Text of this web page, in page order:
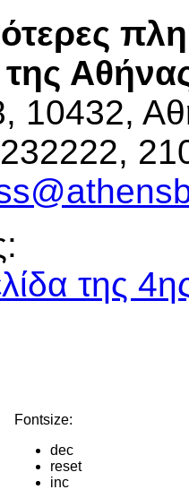
10432,
της
Fontsize:
dec
reset
inc